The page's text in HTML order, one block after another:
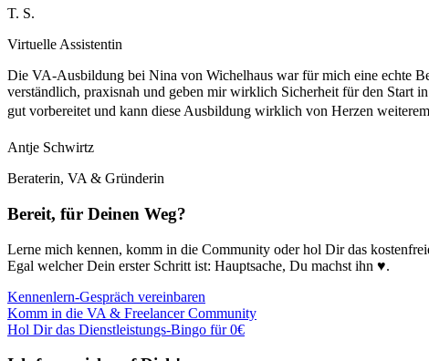
T. S.
Virtuelle Assistentin
Die VA-Ausbildung bei Nina von Wichelhaus war für mich eine echte
verständlich, praxisnah und geben mir wirklich Sicherheit für den Start
gut vorbereitet und kann diese Ausbildung wirklich von Herzen
Antje Schwirtz
Beraterin, VA & Gründerin
Bereit, für Deinen Weg?
Lerne mich kennen, komm in die Community oder hol Dir das
Egal welcher Dein erster Schritt ist: Hauptsache, Du machst ihn ♥️.
Kennenlern-Gespräch vereinbaren
Komm in die VA & Freelancer Community
Hol Dir das Dienstleistungs-Bingo für 0€